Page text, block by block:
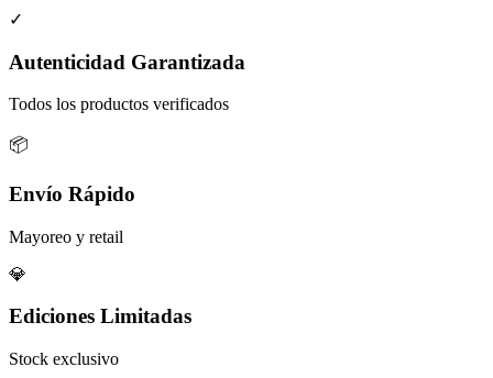
✓
Autenticidad Garantizada
Todos los productos verificados
📦
Envío Rápido
Mayoreo y retail
💎
Ediciones Limitadas
Stock exclusivo